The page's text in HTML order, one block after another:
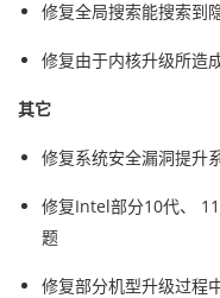
修复全局搜索能搜索到
修复由于内核升级所造
其它
修复系统安全漏洞提升
修复Intel部分10代、
题
修复部分机型升级过程